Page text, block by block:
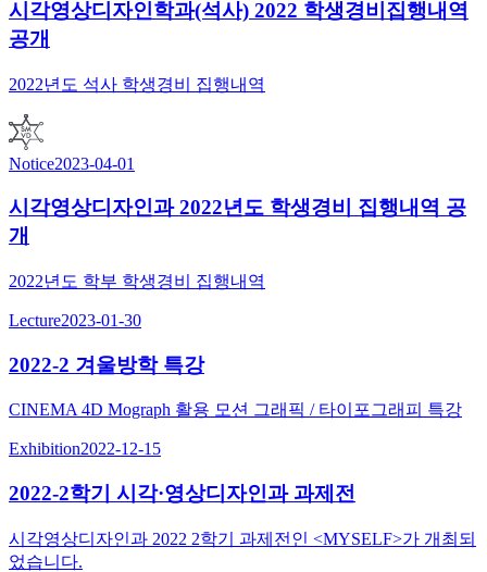
시각영상디자인학과(석사) 2022 학생경비집행내역
공개
2022년도 석사 학생경비 집행내역
Notice2023-04-01
시각영상디자인과 2022년도 학생경비 집행내역 공
개
2022년도 학부 학생경비 집행내역
Lecture2023-01-30
2022-2 겨울방학 특강
CINEMA 4D Mograph 활용 모션 그래픽 / 타이포그래피 특강
Exhibition2022-12-15
2022-2학기 시각·영상디자인과 과제전
시각영상디자인과 2022 2학기 과제전인 <MYSELF>가 개최되
었습니다.